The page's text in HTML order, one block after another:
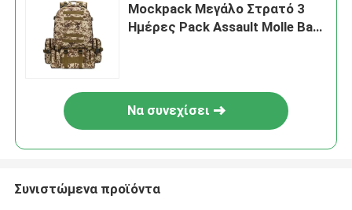
Mockpack Μεγάλο Στρατό 3
Ημέρες Pack Assault Molle Bag
Να συνεχίσει
Συνιστώμενα προϊόντα